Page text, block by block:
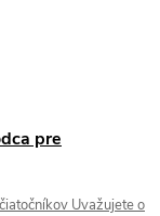
pre
Uvažujete o